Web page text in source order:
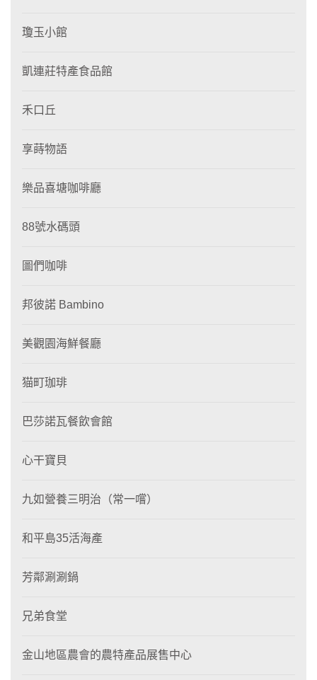
瓊玉小館
凱連莊特產食品館
禾口丘
享蒔物語
樂品喜塘咖啡廳
88號水碼頭
圖們咖啡
邦彼諾 Bambino
美觀園海鮮餐廳
猫町珈琲
巴莎諾瓦餐飲會館
心干寶貝
九如營養三明治（常一嚐）
和平島35活海產
芳鄰涮涮鍋
兄弟食堂
金山地區農會的農特產品展售中心